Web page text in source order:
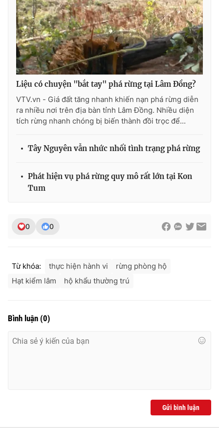
Photo Infographic
Video Shorts video
VTV Money VTV Thể thao
VTV Sức khoẻ Bất động sản
Thị trường 24h Tấm lòng Việt
VTV4 Vươn mình bằng AI
VTV9 VTV8
THỜI BÁO VTV
Cơ quan chủ quản:
Đài Truyền hình Việt Nam
Nguyễn Thị Mỹ Hạnh, Phạm Quốc Thắng,
Tổng đài VTV:024.38 355 931 - 024.38 355 932
Liệu có chuyện "bắt tay" phá rừng tại Lâm Đồng?
VTV.vn - Giá đất tăng nhanh khiến nạn phá rừng diễn
ra nhiều nơi trên địa bàn tỉnh Lâm Đồng. Nhiều diện
tích rừng nhanh chóng bị biến thành đồi trọc để...
Tây Nguyên vẫn nhức nhối tình trạng phá rừng
Phát hiện vụ phá rừng quy mô rất lớn tại Kon
Tum
0 0
Từ khóa: thực hiện hành vi
rừng phòng hộ
Hạt kiểm lâm
hộ khẩu thường trú
Bình luận (0)
Gửi bình luận